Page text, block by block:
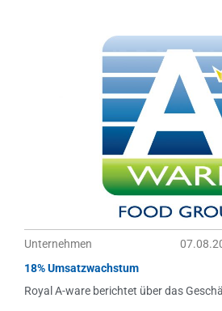
Unternehmen
18% Umsatzwachstum
Royal A-ware berichtet über das